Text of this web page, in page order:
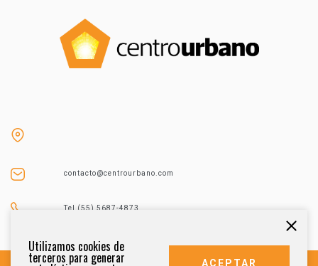
contacto@centrourbano.com
Tel (55) 5687-4873
Utilizamos cookies de
terceros para generar ACEPTAR